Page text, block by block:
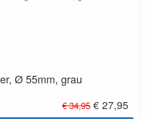
Ø 55mm, grau
€ 34,95€ 27,95